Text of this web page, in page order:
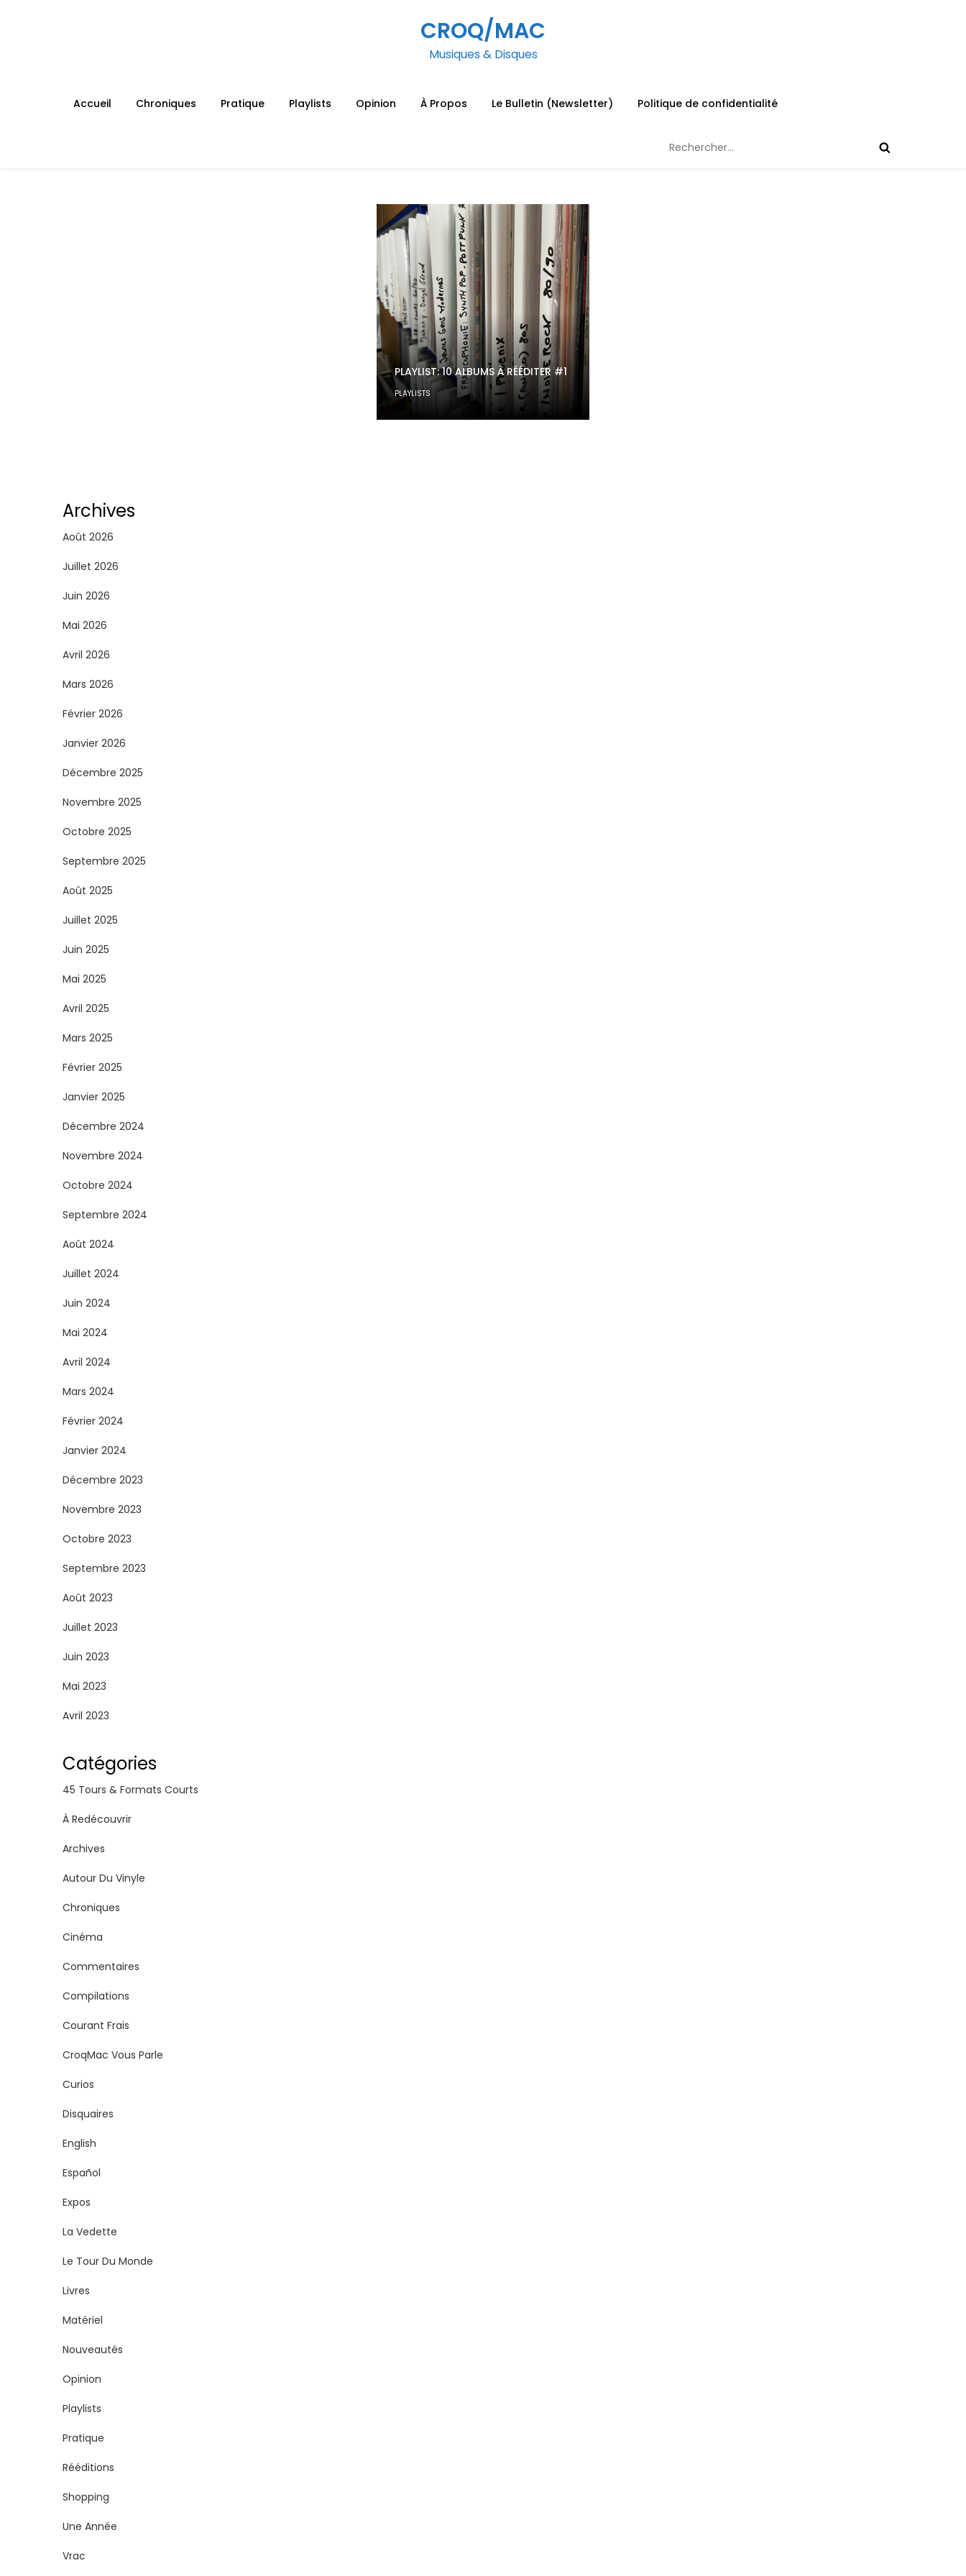
CROQ/MAC
Musiques & Disques
Accueil Chroniques Pratique Playlists Opinion À Propos Le Bulletin (Newsletter) Politique de confidentialité
PLAYLIST: 10 ALBUMS À RÉÉDITER #1
PLAYLISTS
Archives
Août 2026
Juillet 2026
Juin 2026
Mai 2026
Avril 2026
Mars 2026
Février 2026
Janvier 2026
Décembre 2025
Novembre 2025
Octobre 2025
Septembre 2025
Août 2025
Juillet 2025
Juin 2025
Mai 2025
Avril 2025
Mars 2025
Février 2025
Janvier 2025
Décembre 2024
Novembre 2024
Octobre 2024
Septembre 2024
Août 2024
Juillet 2024
Juin 2024
Mai 2024
Avril 2024
Mars 2024
Février 2024
Janvier 2024
Décembre 2023
Novembre 2023
Octobre 2023
Septembre 2023
Août 2023
Juillet 2023
Juin 2023
Mai 2023
Avril 2023
Catégories
45 Tours & Formats Courts
À Redécouvrir
Archives
Autour Du Vinyle
Chroniques
Cinéma
Commentaires
Compilations
Courant Frais
CroqMac Vous Parle
Curios
Disquaires
English
Español
Expos
La Vedette
Le Tour Du Monde
Livres
Matériel
Nouveautés
Opinion
Playlists
Pratique
Rééditions
Shopping
Une Année
Vrac